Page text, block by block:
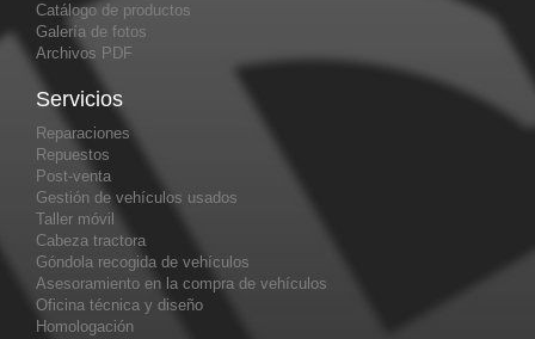
Catálogo de productos
Galería de fotos
Archivos PDF
Servicios
Reparaciones
Repuestos
Post-venta
Gestión de vehículos usados
Taller móvil
Cabeza tractora
Góndola recogida de vehículos
Asesoramiento en la compra de vehículos
Oficina técnica y diseño
Homologación